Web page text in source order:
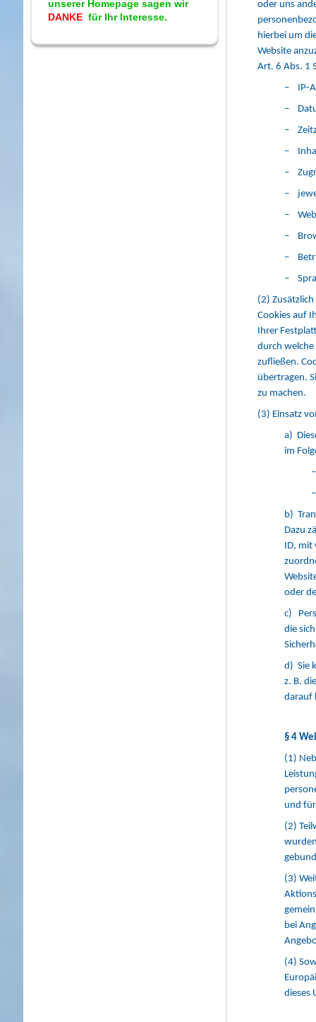
oder uns
hierbei um
Website
Art. 6 Abs. 1
– IP-
–
–
–
–
–
–
–
–
–
(2)
Cookies auf
Ihrer
durch
zufließen.
übertragen.
zu machen.
(3) Einsatz
a)
im
b)
Dazu
ID,
oder
c)
die
d) Sie
z. B.
darauf
§ 4
(1)
und
(2)
(3)
bei
(4)
dieses
unserer Homepage sagen wir
DANKE für Ihr Interesse.